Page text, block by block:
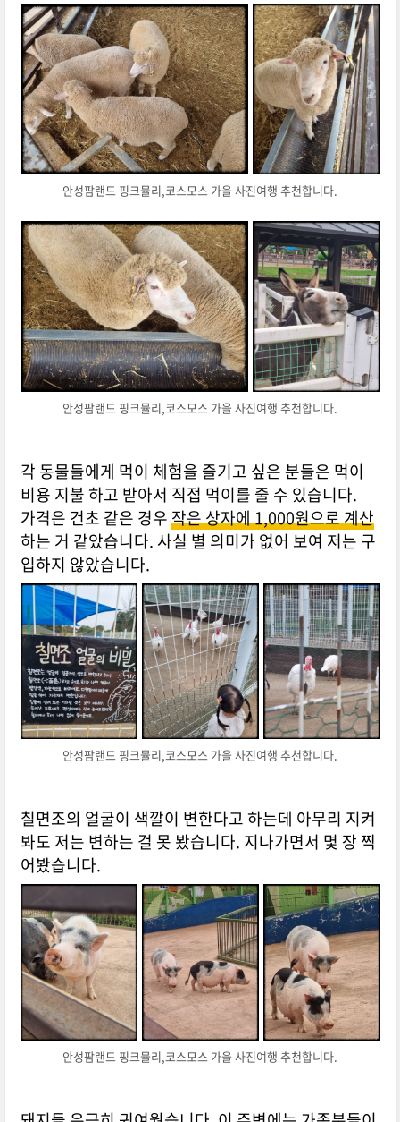
안성팜랜드 핑크뮬리,코스모스 가을 사진여행 추천합니다.
안성팜랜드 핑크뮬리,코스모스 가을 사진여행 추천합니다.
각 동물들에게 먹이 체험을 즐기고 싶은 분들은 먹이
비용 지불 하고 받아서 직접 먹이를 줄 수 있습니다.
가격은 건초 같은 경우작은 상자에 1,000원으로 계산
하는 거 같았습니다. 사실 별 의미가 없어 보여 저는 구
입하지 않았습니다.
안성팜랜드 핑크뮬리,코스모스 가을 사진여행 추천합니다.
칠면조의 얼굴이 색깔이 변한다고 하는데 아무리 지켜
봐도 저는 변하는 걸 못 봤습니다. 지나가면서 몇 장 찍
어봤습니다.
안성팜랜드 핑크뮬리,코스모스 가을 사진여행 추천합니다.